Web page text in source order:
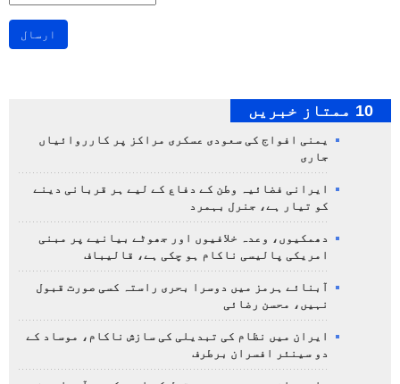
ارسال
10 ممتاز خبریں
یمنی افواج کی سعودی عسکری مراکز پر کارروائیاں
جاری
ایرانی فضائیہ وطن کے دفاع کے لیے ہر قربانی دینے
کو تیار ہے، جنرل بہمرد
دھمکیوں، وعدہ خلافیوں اور جھوٹے بیانیے پر مبنی
امریکی پالیسی ناکام ہو چکی ہے، قالیباف
آبنائے ہرمز میں دوسرا بحری راستہ کسی صورت قبول
نہیں، محسن رضائی
ایران میں نظام کی تبدیلی کی سازش ناکام، موساد کے
دو سینئر افسران برطرف